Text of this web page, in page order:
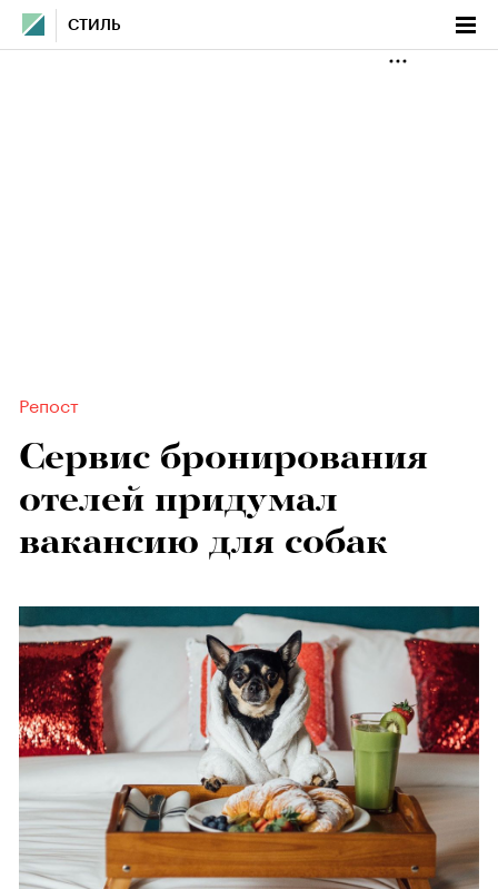
СТИЛЬ
Репост
Сервис бронирования
отелей придумал
вакансию для собак